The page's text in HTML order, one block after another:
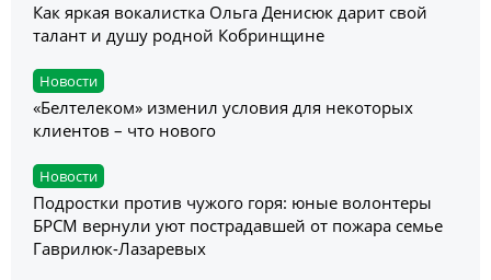
Как яркая вокалистка Ольга Денисюк дарит свой
талант и душу родной Кобринщине
Новости
«Белтелеком» изменил условия для некоторых
клиентов – что нового
Новости
Подростки против чужого горя: юные волонтеры
БРСМ вернули уют пострадавшей от пожара семье
Гаврилюк-Лазаревых